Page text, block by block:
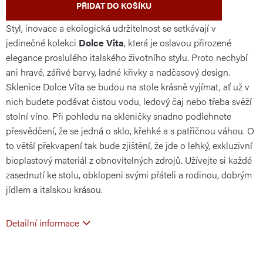
PŘIDAT DO KOŠÍKU
Styl, inovace a ekologická udržitelnost se setkávají v
jedinečné kolekci Dolce Vita, která je oslavou přirozené
elegance proslulého italského životního stylu. Proto nechybí
ani hravé, zářivé barvy, ladné křivky a nadčasový design.
Sklenice Dolce Vita se budou na stole krásně vyjímat, ať už v
nich budete podávat čistou vodu, ledový čaj nebo třeba svěží
stolní víno. Při pohledu na skleničky snadno podlehnete
přesvědčení, že se jedná o sklo, křehké a s patřičnou váhou. O
to větší překvapení tak bude zjištění, že jde o lehký, exkluzivní
bioplastový materiál z obnovitelných zdrojů. Užívejte si každé
zasednutí ke stolu, obklopeni svými přáteli a rodinou, dobrým
jídlem a italskou krásou.
Detailní informace